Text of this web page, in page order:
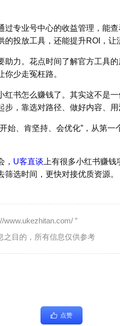
过专业号中心的收益管理，能
投放工具，还能提升ROI，让
助力。花点时间了解官方工具
少走冤枉路。
红书怎么赚钱了。其实这不是
，靠选对路径、做好内容、用
始、肯坚持、会优化”，从第
， U客直谈 上有很多小红书赚
选时间，更快对接优质资源。
www.ukezhitan.com/ ”
之目的，所有信息仅供参考
点赞